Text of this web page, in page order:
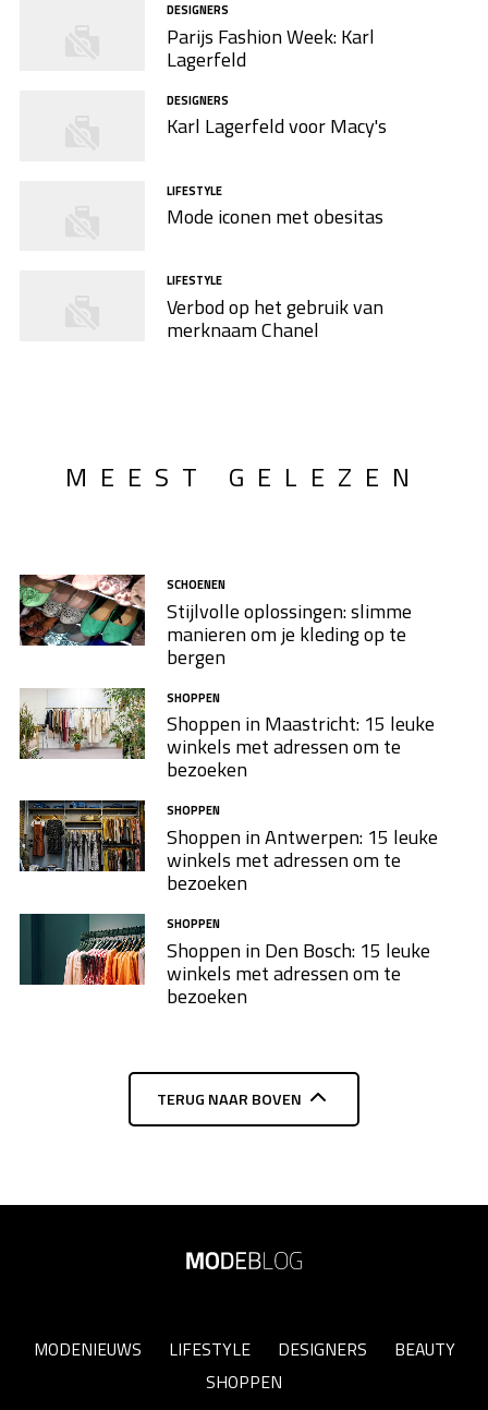
DESIGNERS
Parijs Fashion Week: Karl
Lagerfeld
DESIGNERS
Karl Lagerfeld voor Macy's
LIFESTYLE
Mode iconen met obesitas
LIFESTYLE
Verbod op het gebruik van
merknaam Chanel
MEEST GELEZEN
SCHOENEN
Stijlvolle oplossingen: slimme
manieren om je kleding op te
bergen
SHOPPEN
Shoppen in Maastricht: 15 leuke
winkels met adressen om te
bezoeken
SHOPPEN
Shoppen in Antwerpen: 15 leuke
winkels met adressen om te
bezoeken
SHOPPEN
Shoppen in Den Bosch: 15 leuke
winkels met adressen om te
bezoeken
TERUG NAAR BOVEN
MODENIEUWS LIFESTYLE DESIGNERS
BEAUTY
SHOPPEN